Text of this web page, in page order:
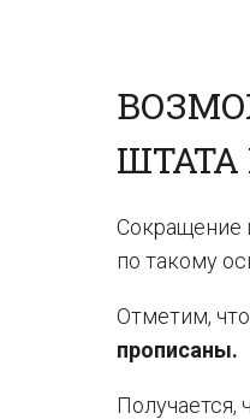
ШТАТА
Сокращение
по такому
Отметим,
прописаны.
Получается,